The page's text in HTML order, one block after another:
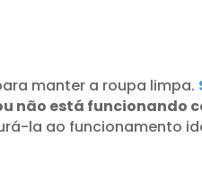
manter a roupa limpa.
não está funcionando
la ao funcionamento